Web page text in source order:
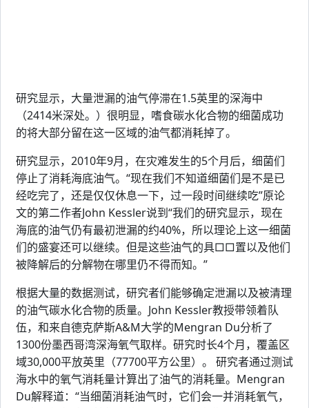
研究显示，大量泄漏的油气停滞在1.5英里的深海中
（2414米深处。）很明显，嗜食碳水化合物的细菌成功
的将大部分留在这一区域的油气都消耗掉了。
研究显示，2010年9月，在灾难发生的5个月后，细菌们
停止了消耗海底油气。“现在我们不知道细菌们是不是已
经吃完了，还是仅仅休息一下，过一段时间继续吃”原论
文的第二作者John Kessler说到“我们的研究显示，现在
海底的油气仍有最初泄漏的约40%，所以理论上这一细菌
们的盛宴还可以继续。但是这些油气的具□□置以及他们
被降解后的分解物在哪里仍不得而知。”
根据大量的数据测试，研究者们能够确定泄漏以及被清理
的油气碳水化合物的质量。John Kessler教授带领着队
伍，和来自德克萨斯A&M大学的Mengran Du分析了
1300份墨西哥湾深海氧气取样。研究时长4个月，覆盖区
域30,000平放英里（77700平方公里）。 研究者通过测试
海水中的氧气消耗量计算出了油气的消耗量。Mengran
Du解释道：“当细菌消耗油气时，它们会一并消耗氧气，